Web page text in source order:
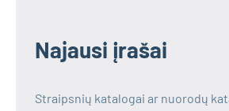
Najausi įrašai
Straipsnių katalogai ar nuorodų